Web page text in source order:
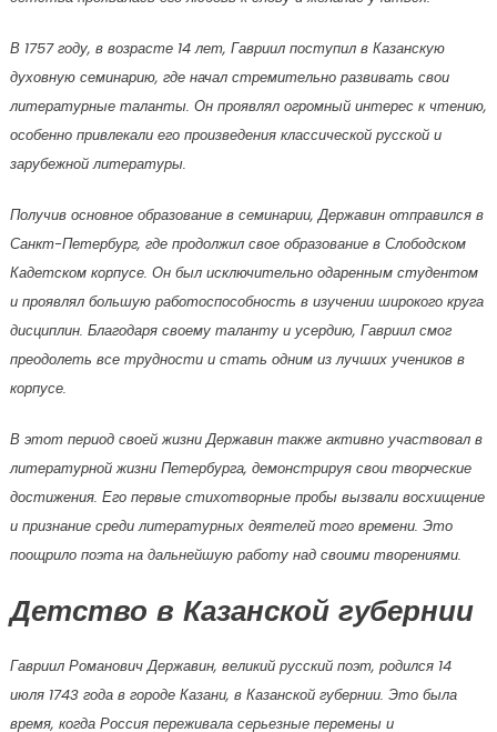
В 1757 году, в возрасте 14 лет, Гавриил поступил в Казанскую
духовную семинарию, где начал стремительно развивать свои
литературные таланты. Он проявлял огромный интерес к чтению,
особенно привлекали его произведения классической русской и
зарубежной литературы.
Получив основное образование в семинарии, Державин отправился в
Санкт-Петербург, где продолжил свое образование в Слободском
Кадетском корпусе. Он был исключительно одаренным студентом
и проявлял большую работоспособность в изучении широкого круга
дисциплин. Благодаря своему таланту и усердию, Гавриил смог
преодолеть все трудности и стать одним из лучших учеников в
корпусе.
В этот период своей жизни Державин также активно участвовал в
литературной жизни Петербурга, демонстрируя свои творческие
достижения. Его первые стихотворные пробы вызвали восхищение
и признание среди литературных деятелей того времени. Это
поощрило поэта на дальнейшую работу над своими творениями.
Детство в Казанской губернии
Гавриил Романович Державин, великий русский поэт, родился 14
июля 1743 года в городе Казани, в Казанской губернии. Это была
время, когда Россия переживала серьезные перемены и